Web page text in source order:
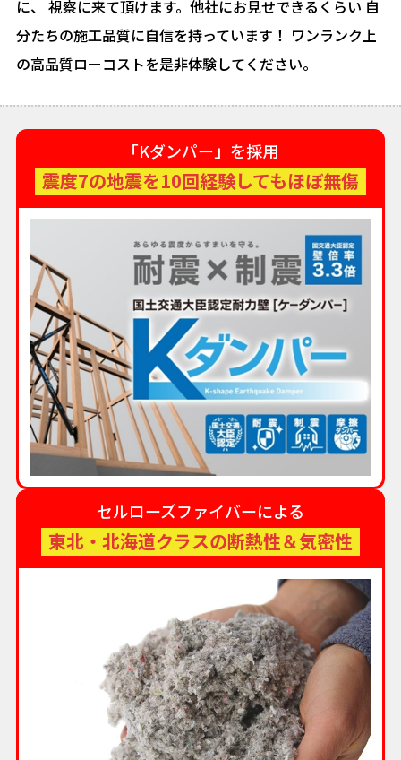
に、 視察に来て頂けます。他社にお見せできるくらい 自
分たちの施工品質に自信を持っています！ ワンランク上
の高品質ローコストを是非体験してください。
「Kダンパー」を採用
震度7の地震を10回経験してもほぼ無傷
セルローズファイバーによる
東北・北海道クラスの断熱性＆気密性